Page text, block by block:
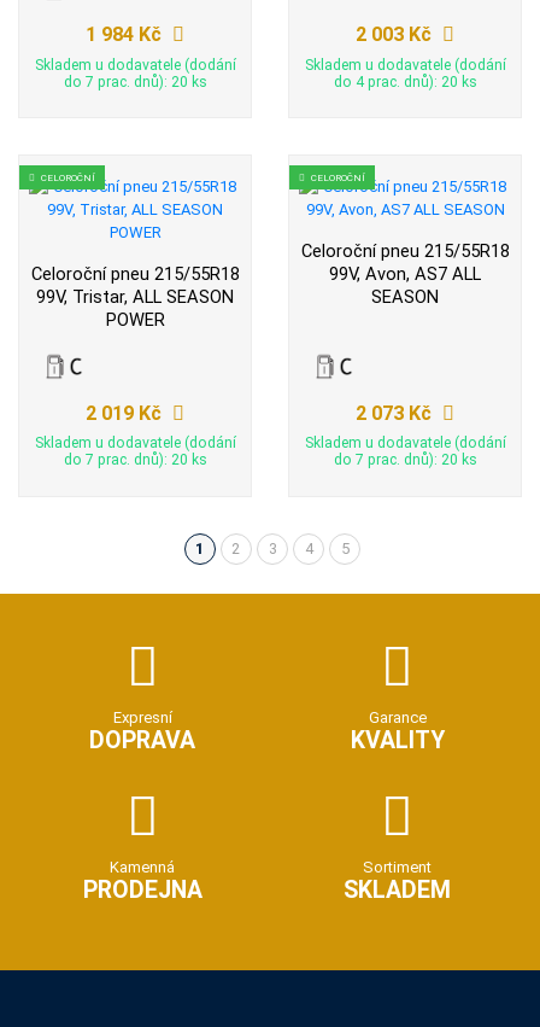
1 984 Kč
Skladem u dodavatele (dodání
do 7 prac. dnů): 20 ks
2 003 Kč
Skladem u dodavatele (dodání
do 4 prac. dnů): 20 ks
CELOROČNÍ
Celoroční pneu 215/55R18
99V, Tristar, ALL SEASON
POWER
2 019 Kč
Skladem u dodavatele (dodání
do 7 prac. dnů): 20 ks
CELOROČNÍ
Celoroční pneu 215/55R18
99V, Avon, AS7 ALL
SEASON
2 073 Kč
Skladem u dodavatele (dodání
do 7 prac. dnů): 20 ks
1(aktuální)
2 3 4 5
Expresní
DOPRAVA
Garance
KVALITY
Kamenná
PRODEJNA
Sortiment
SKLADEM